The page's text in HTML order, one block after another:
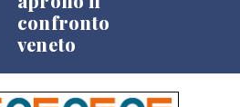
confronto
veneto